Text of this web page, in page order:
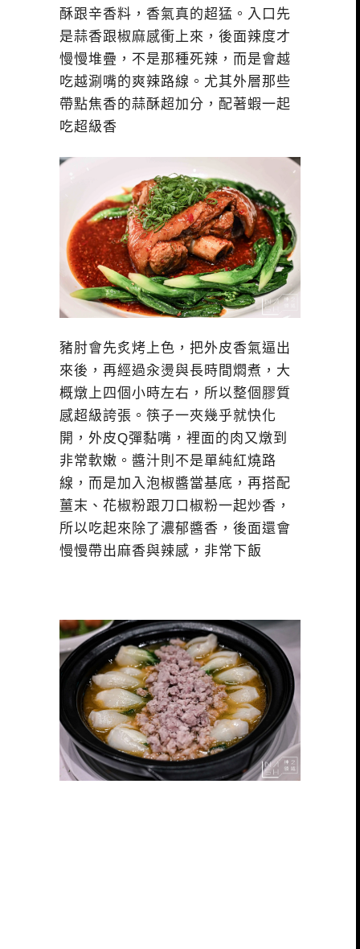
酥跟辛香料，香氣真的超猛。入口先
是蒜香跟椒麻感衝上來，後面辣度才
慢慢堆疊，不是那種死辣，而是會越
吃越涮嘴的爽辣路線。尤其外層那些
帶點焦香的蒜酥超加分，配著蝦一起
吃超級香
豬肘會先炙烤上色，把外皮香氣逼出
來後，再經過汆燙與長時間燜煮，大
概燉上四個小時左右，所以整個膠質
感超級誇張。筷子一夾幾乎就快化
開，外皮Q彈黏嘴，裡面的肉又燉到
非常軟嫩。醬汁則不是單純紅燒路
線，而是加入泡椒醬當基底，再搭配
薑末、花椒粉跟刀口椒粉一起炒香，
所以吃起來除了濃郁醬香，後面還會
慢慢帶出麻香與辣感，非常下飯